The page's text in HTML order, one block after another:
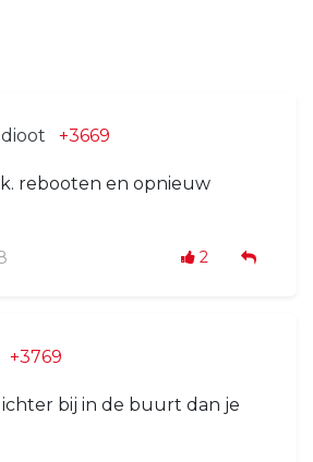
+3669
rebooten en opnieuw
2
+3769
bij in de buurt dan je